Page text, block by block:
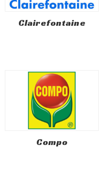
Clairefontaine
Compo